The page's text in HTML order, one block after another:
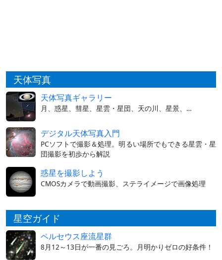
天体写真
天体写真ギャラリー
月、惑星、彗星、星雲・星団、天の川、星景、…
デジタル天体写真入門
PCソフトで撮影＆処理。明るい場所でもできる星雲・星
団撮影を初歩から解説
惑星を撮影しよう
CMOSカメラで動画撮影、ステライメージで画像処理
星空ガイド
ペルセウス座流星群
8月12～13日が一番の見ごろ。月明かりゼロの好条件！